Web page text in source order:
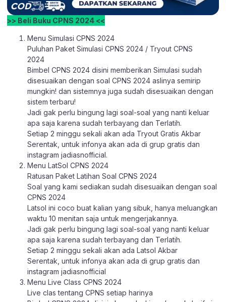
>> Beli Buku CPNS 2024 <<
Menu Simulasi CPNS 2024
Puluhan Paket Simulasi CPNS 2024 / Tryout CPNS
2024
Bimbel CPNS 2024 disini memberikan Simulasi sudah
disesuaikan dengan soal CPNS 2024 aslinya semirip
mungkin! dan sistemnya juga sudah disesuaikan dengan
sistem terbaru!
Jadi gak perlu bingung lagi soal-soal yang nanti keluar
apa saja karena sudah terbayang dan Terlatih.
Setiap 2 minggu sekali akan ada Tryout Gratis Akbar
Serentak, untuk infonya akan ada di grup gratis dan
instagram jadiasnofficial.
Menu LatSol CPNS 2024
Ratusan Paket Latihan Soal CPNS 2024
Soal yang kami sediakan sudah disesuaikan dengan soal
CPNS 2024
Latsol ini coco buat kalian yang sibuk, hanya meluangkan
waktu 10 menitan saja untuk mengerjakannya.
Jadi gak perlu bingung lagi soal-soal yang nanti keluar
apa saja karena sudah terbayang dan Terlatih.
Setiap 2 minggu sekali akan ada Latsol Akbar
Serentak, untuk infonya akan ada di grup gratis dan
instagram jadiasnofficial
Menu Live Class CPNS 2024
Live clas tentang CPNS setiap harinya